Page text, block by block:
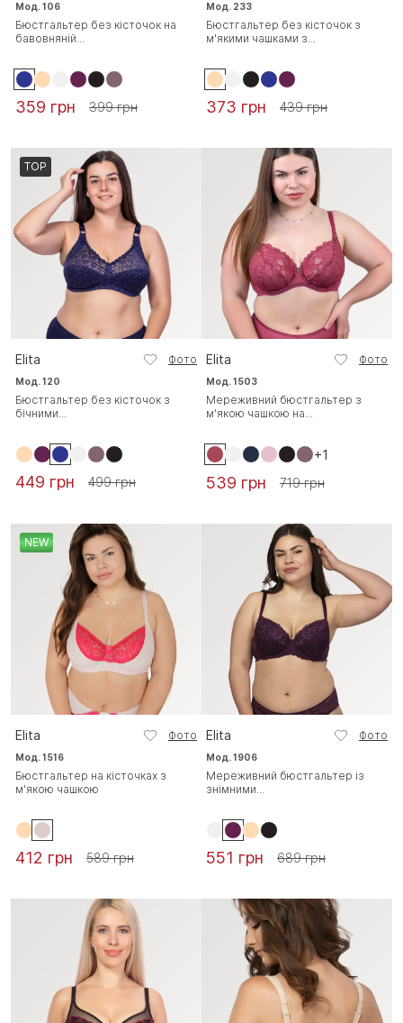
Мод. 106
Бюстгальтер без кісточок на
бавовняній...
359 грн 399 грн
Мод. 233
Бюстгальтер без кісточок з
м'якими чашками з...
373 грн 439 грн
TOP
Elita Фото
Мод. 120
Бюстгальтер без кісточок з
бічними...
449 грн 499 грн
Elita Фото
Мод. 1503
Мереживний бюстгальтер з
м'якою чашкою на...
+1
539 грн 719 грн
NEW
Elita Фото
Мод. 1516
Бюстгальтер на кісточках з
м'якою чашкою
412 грн 589 грн
Elita Фото
Мод. 1906
Мереживний бюстгальтер із
знімними...
551 грн 689 грн